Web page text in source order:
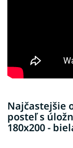
Najčastejšie
posteľ s
180x200 -